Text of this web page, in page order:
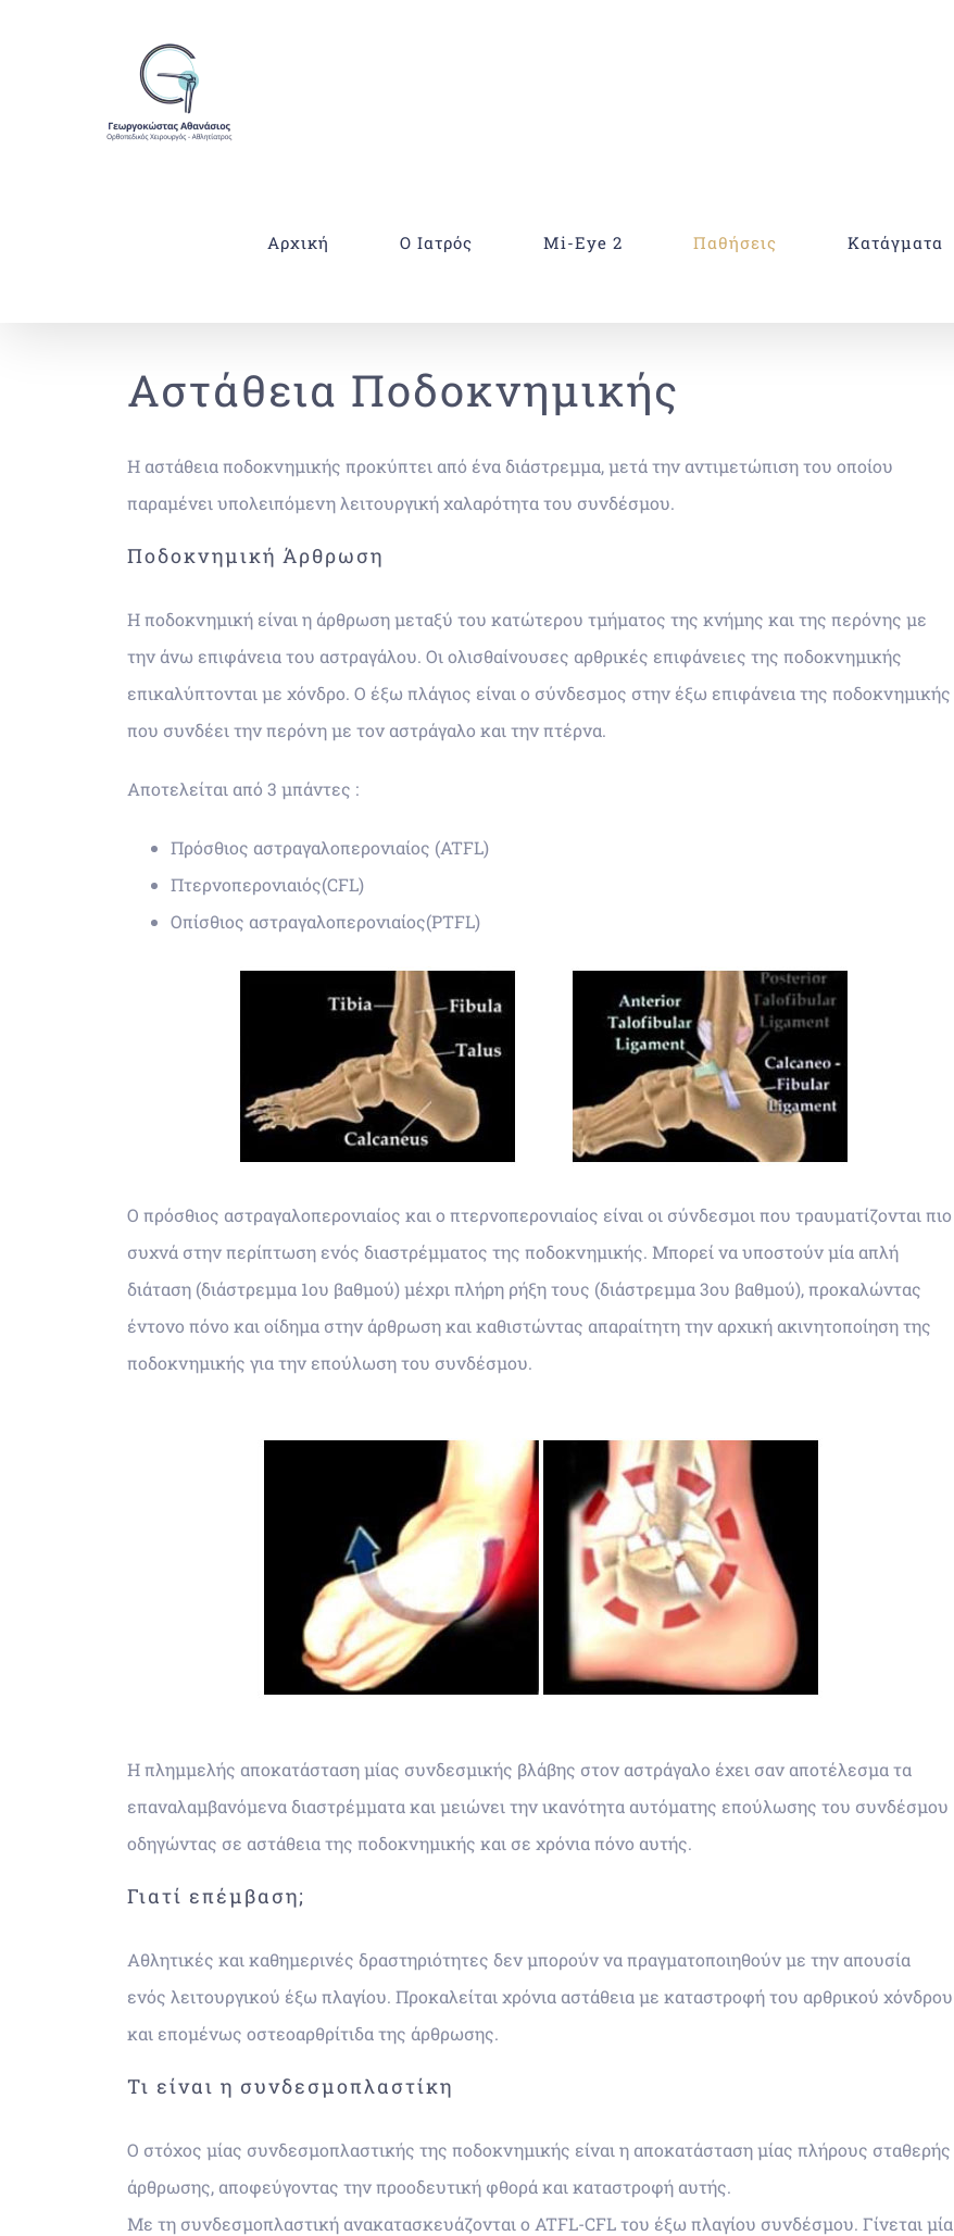
Αρχική Ο Ιατρός Mi-Eye 2 Παθήσεις Κατάγματα
Αστάθεια Ποδοκνημικής
Η αστάθεια ποδοκνημικής προκύπτει από ένα διάστρεμμα, μετά την αντιμετώπιση του οποίου
παραμένει υπολειπόμενη λειτουργική χαλαρότητα του συνδέσμου.
Ποδοκνημική Άρθρωση
Η ποδοκνημική είναι η άρθρωση μεταξύ του κατώτερου τμήματος της κνήμης και της περόνης με
την άνω επιφάνεια του αστραγάλου. Οι ολισθαίνουσες αρθρικές επιφάνειες της ποδοκνημικής
επικαλύπτονται με χόνδρο. Ο έξω πλάγιος είναι ο σύνδεσμος στην έξω επιφάνεια της ποδοκνημικής
που συνδέει την περόνη με τον αστράγαλο και την πτέρνα.
Αποτελείται από 3 μπάντες :
Πρόσθιος αστραγαλοπερονιαίος (ATFL)
Πτερνοπερονιαιός(CFL)
Οπίσθιος αστραγαλοπερονιαίος(PTFL)
Ο πρόσθιος αστραγαλοπερονιαίος και ο πτερνοπερονιαίος είναι οι σύνδεσμοι που τραυματίζονται πιο
συχνά στην περίπτωση ενός διαστρέμματος της ποδοκνημικής. Μπορεί να υποστούν μία απλή
διάταση (διάστρεμμα 1ου βαθμού) μέχρι πλήρη ρήξη τους (διάστρεμμα 3ου βαθμού), προκαλώντας
έντονο πόνο και οίδημα στην άρθρωση και καθιστώντας απαραίτητη την αρχική ακινητοποίηση της
ποδοκνημικής για την επούλωση του συνδέσμου.
Η πλημμελής αποκατάσταση μίας συνδεσμικής βλάβης στον αστράγαλο έχει σαν αποτέλεσμα τα
επαναλαμβανόμενα διαστρέμματα και μειώνει την ικανότητα αυτόματης επούλωσης του συνδέσμου
οδηγώντας σε αστάθεια της ποδοκνημικής και σε χρόνια πόνο αυτής.
Γιατί επέμβαση;
Αθλητικές και καθημερινές δραστηριότητες δεν μπορούν να πραγματοποιηθούν με την απουσία
ενός λειτουργικού έξω πλαγίου. Προκαλείται χρόνια αστάθεια με καταστροφή του αρθρικού χόνδρου
και επομένως οστεοαρθρίτιδα της άρθρωσης.
Τι είναι η συνδεσμοπλαστίκη
Ο στόχος μίας συνδεσμοπλαστικής της ποδοκνημικής είναι η αποκατάσταση μίας πλήρους σταθερής
άρθρωσης, αποφεύγοντας την προοδευτική φθορά και καταστροφή αυτής.
Με τη συνδεσμοπλαστική ανακατασκευάζονται ο ATFL-CFL του έξω πλαγίου συνδέσμου. Γίνεται μία